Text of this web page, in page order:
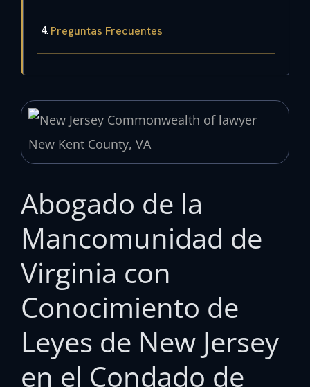
Preguntas Frecuentes
Abogado de la
Mancomunidad de
Virginia con
Conocimiento de
Leyes de New Jersey
en el Condado de